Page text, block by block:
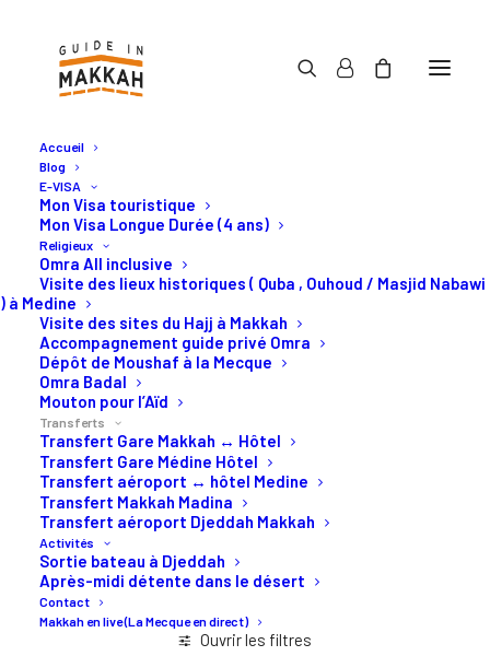
Accueil
Blog
E-VISA
Mon Visa touristique
Mon Visa Longue Durée (4 ans)
Religieux
Omra All inclusive
Visite des lieux historiques ( Quba , Ouhoud / Masjid Nabawi
) à Medine
Visite des sites du Hajj à Makkah
Accompagnement guide privé Omra
Dépôt de Moushaf à la Mecque
Omra Badal
Mouton pour l’Aïd
Transferts
Transfert Gare Makkah ↔ Hôtel
Transfert Gare Médine Hôtel
Transfert aéroport ↔ hôtel Medine
Transfert Makkah Madina
Transfert aéroport Djeddah Makkah
Activités
Sortie bateau à Djeddah
Après-midi détente dans le désert
Contact
Makkah en live (La Mecque en direct)
Vos transferts Omra ou
Hajj en Arabie Saoudite
Transferts Omra ou Hajj privé
de Makkah, Djeddah, Médine.
Ouvrir les filtres